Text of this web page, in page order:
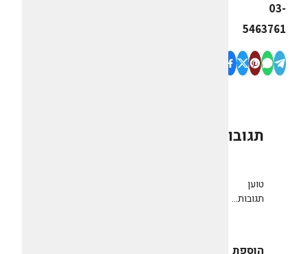
03-
5463761
תגובות
טוען
תגובות...
הוספת